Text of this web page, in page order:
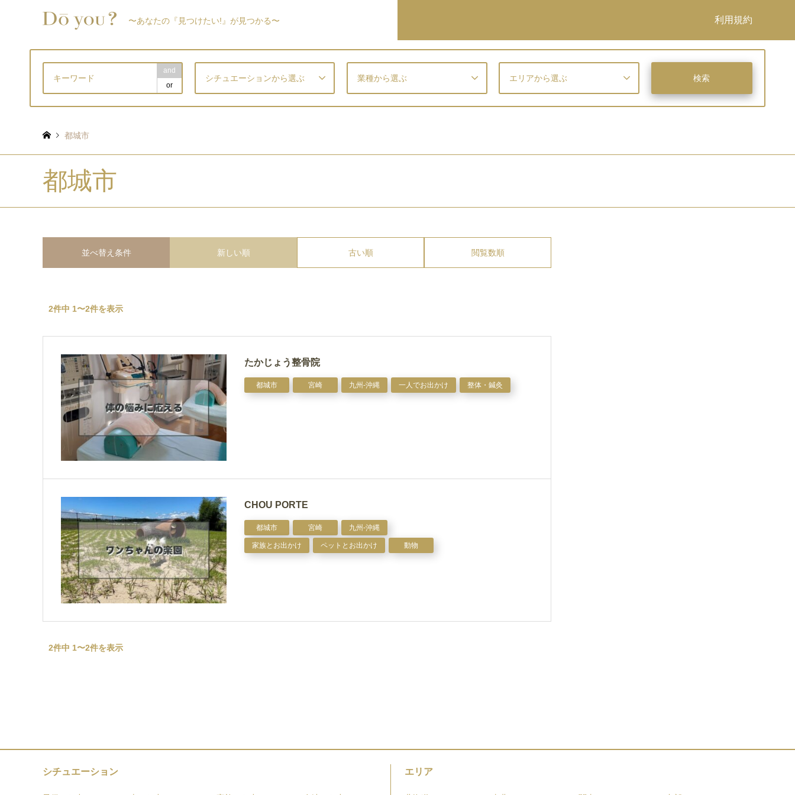
〜あなたの『見つけたい!』が見つかる〜 利用規約
and
or
シチュエーションから選ぶ 業種から選ぶ エリアから選ぶ
都城市
都城市
並べ替え条件 新しい順 古い順 閲覧数順
2件中 1〜2件を表示
たかじょう整骨院
都城市 宮崎 九州-沖縄 一人でお出かけ 整体・鍼灸
CHOU PORTE
都城市 宮崎 九州-沖縄
家族とお出かけ ペットとお出かけ 動物
2件中 1〜2件を表示
シチュエーション エリア